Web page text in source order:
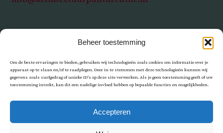
Beheer toestemming
Om de beste ervaringen te bieden, gebruiken wij technologieën zoals cookies om informatie over je
apparaat op te slaan en/of te raadplegen. Door in te stemmen met deze technologieën kunnen wij
gegevens zoals surfgedrag of unieke ID's op deze site verwerken. Als je geen toestemming geeft of uw
toestemming intrekt, kan dit een nadelige invloed hebben op bepaalde functies en mogelijkheden.
Accepteren